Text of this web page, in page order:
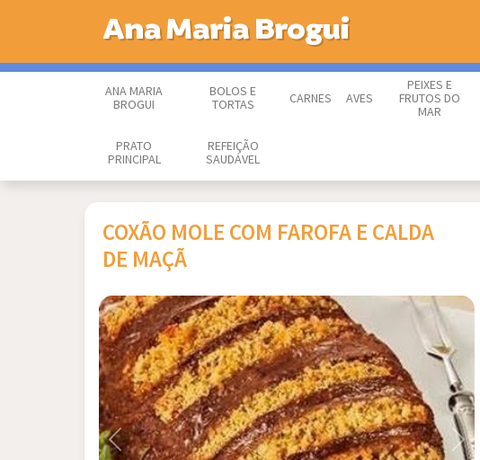
Ana Maria Brogui
ANA MARIA
BROGUI
BOLOS E
TORTAS
CARNES AVES
PEIXES E
FRUTOS DO
MAR
PRATO
PRINCIPAL
REFEIÇÃO
SAUDÁVEL
COXÃO MOLE COM FAROFA E CALDA
DE MAÇÃ
Previous Next